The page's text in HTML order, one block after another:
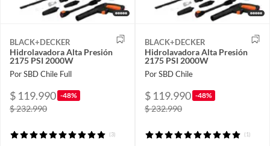
BLACK+DECKER
Hidrolavadora Alta Presión
2175 PSI 2000W
Por SBD Chile Full
$ 119.990 -48%
$ 232.990
(3)
BLACK+DECKER
Hidrolavadora Alta Presión
2175 PSI 2000W
Por SBD Chile
$ 119.990 -48%
$ 232.990
(1)